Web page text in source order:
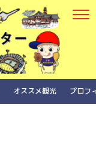
オススメ観光 プロフ